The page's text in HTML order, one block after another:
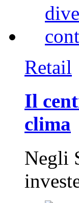
Retail
Il
clima
Negli